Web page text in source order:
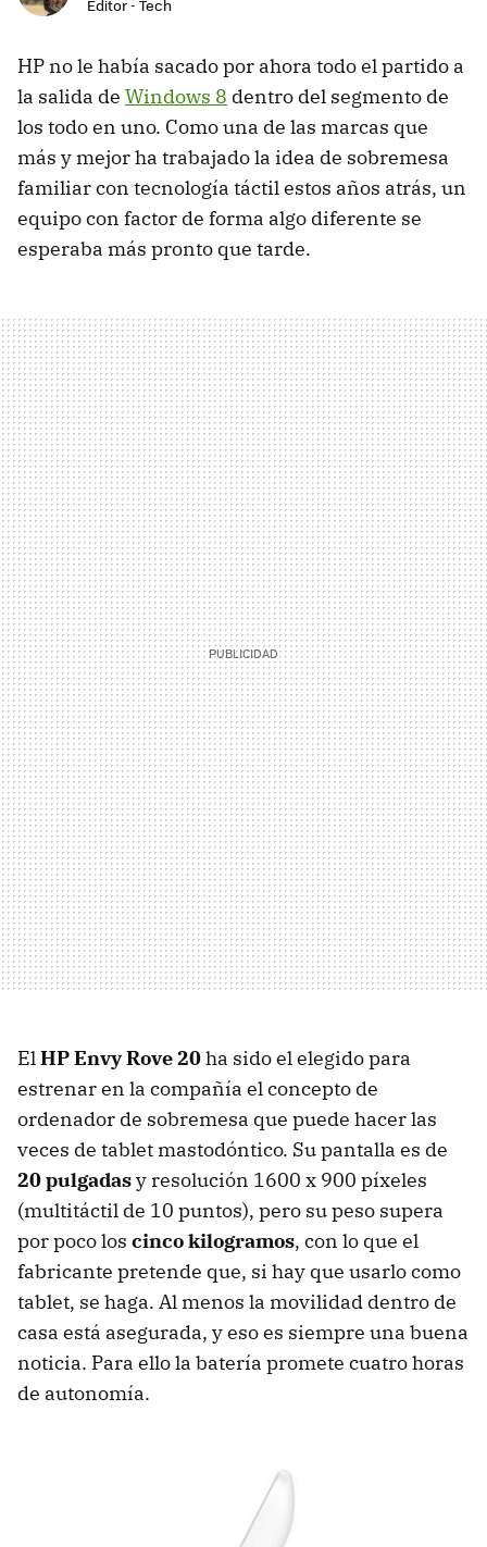
Editor - Tech
HP no le había sacado por ahora todo el partido a
la salida de Windows 8 dentro del segmento de
los todo en uno. Como una de las marcas que
más y mejor ha trabajado la idea de sobremesa
familiar con tecnología táctil estos años atrás, un
equipo con factor de forma algo diferente se
esperaba más pronto que tarde.
ElHP Envy Rove 20ha sido el elegido para
estrenar en la compañía el concepto de
ordenador de sobremesa que puede hacer las
veces de tablet mastodóntico. Su pantalla es de
20 pulgadasy resolución 1600 x 900 píxeles
(multitáctil de 10 puntos), pero su peso supera
por poco los cinco kilogramos, con lo que el
fabricante pretende que, si hay que usarlo como
tablet, se haga. Al menos la movilidad dentro de
casa está asegurada, y eso es siempre una buena
noticia. Para ello la batería promete cuatro horas
de autonomía.